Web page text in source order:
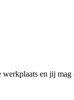
en jij mag